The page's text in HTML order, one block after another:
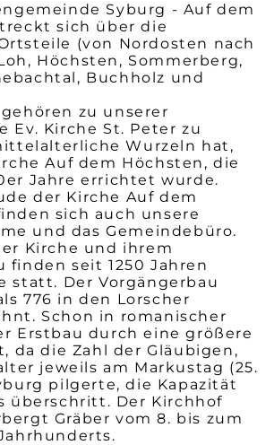
Syburg - Auf dem
sich über die
(von Nordosten nach
Höchsten, Sommerberg,
Buchholz und
zu unserer
Ev. Kirche St. Peter zu
Wurzeln hat,
Auf dem Höchsten, die
Jahre errichtet wurde.
der Kirche Auf dem
sich auch unsere
und das Gemeindebüro.
Kirche und ihrem
finden seit 1250 Jahren
statt. Der Vorgängerbau
776 in den Lorscher
Schon in romanischer
Erstbau durch eine größere
da die Zahl der Gläubigen,
jeweils am Markustag (25.
pilgerte, die Kapazität
überschritt. Der Kirchhof
Gräber vom 8. bis zum